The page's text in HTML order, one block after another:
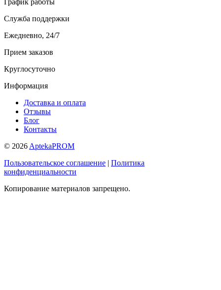
График работы
Служба поддержки
Ежедневно, 24/7
Прием заказов
Круглосуточно
Информация
Доставка и оплата
Отзывы
Блог
Контакты
© 2026 AptekaPROM
Пользовательское соглашение | Политика
конфиденциальности
Копирование материалов запрещено.